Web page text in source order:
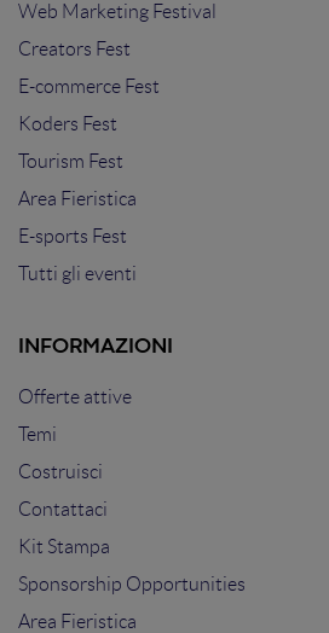
Web Marketing Festival
Creators Fest
E-commerce Fest
Koders Fest
Tourism Fest
Area Fieristica
E-sports Fest
Tutti gli eventi
INFORMAZIONI
Offerte attive
Temi
Costruisci
Contattaci
Kit Stampa
Sponsorship Opportunities
Area Fieristica